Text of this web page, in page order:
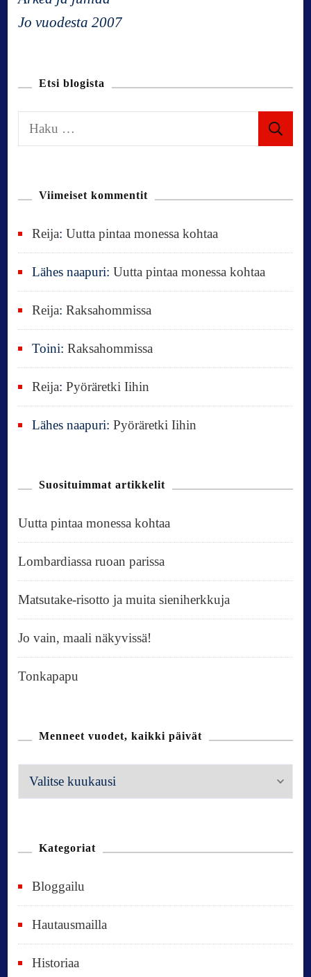
t
i
n
Jo vuodesta 2007
Etsi blogista
a
Viimeiset kommentit
Reija:Uutta pintaa monessa kohtaa
Lähes naapuri:Uutta pintaa monessa kohtaa
Reija:Raksahommissa
Toini:Raksahommissa
Reija:Pyöräretki Iihin
Lähes naapuri:Pyöräretki Iihin
Suosituimmat artikkelit
Uutta pintaa monessa kohtaa
Lombardiassa ruoan parissa
Matsutake-risotto ja muita sieniherkkuja
Jo vain, maali näkyvissä!
Tonkapapu
Menneet vuodet, kaikki päivät
M
e
e
v
u
Kategoriat
Bloggailu
Hautausmailla
Historiaa